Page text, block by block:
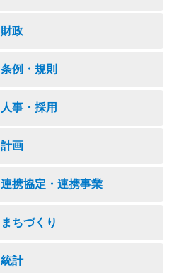
財政
条例・規則
人事・採用
計画
連携協定・連携事業
まちづくり
統計